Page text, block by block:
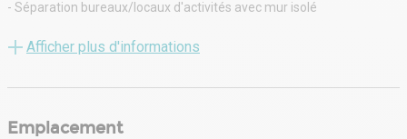
- Séparation bureaux/locaux d'activités avec mur isolé
- Locaux commerciaux livrés bruts avec fluides en attente
Afficher plus d'informations
Emplacement